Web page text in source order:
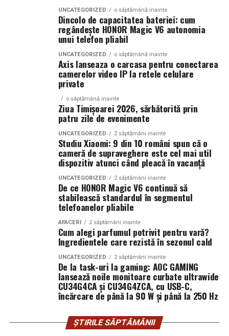
mare nevoie de stabilitate. Iar în trafic, o reacție
previzibilă valorează mai mult decât orice economie
făcută pe grabă.
https://davanti-tyres.com/
Zone deservite: Rahova, Calea Rahovei, Mihail Sebastian,
Mărgeanului, 13 Septembrie, Panduri, Uranus, Dealul
Spirii, Drumul Sării, Antiaeriană și Cotroceni.
LIVRARE PIZZA SECTOR 3
Zone deservite: Dristor, Baba Novac, Nerva Traian,
Octavian Goga, Energeticienilor, Vitan, Vitan-Bârzești și
Calea Vitan Foișorului.
DE CE ALEG CLIENȚII PIZZERIA IZA?
• Ingrediente proaspete și atent selecționate
• Sortimente variate pentru toate preferințele
• Rețete clasice și speciale
• Pizza preparată la comandă
• Oferte avantajoase pentru grupuri și familii
• Livrare rapidă în Sectorul 4, Sectorul 5 și Sectorul 3
• Raport excelent între preț și calitate
– pizza pe gustul tău, livrată rapid în
Sectorul 4, Sectorul 5 și Sectorul 3.
UNCATEGORIZED o săptămână inainte
Dincolo de capacitatea bateriei: cum
regândește HONOR Magic V6 autonomia
unui telefon pliabil
UNCATEGORIZED o săptămână inainte
Axis lanseaza o carcasa pentru conectarea
camerelor video IP la retele celulare
private
o săptămână inainte
Ziua Timișoarei 2026, sărbătorită prin
patru zile de evenimente
UNCATEGORIZED 2 săptămâni inainte
Studiu Xiaomi: 9 din 10 români spun că o
cameră de supraveghere este cel mai util
dispozitiv atunci când pleacă în vacanță
UNCATEGORIZED 2 săptămâni inainte
De ce HONOR Magic V6 continuă să
stabilească standardul în segmentul
telefoanelor pliabile
AFACERI 2 săptămâni inainte
Cum alegi parfumul potrivit pentru vară?
Ingredientele care rezistă în sezonul cald
UNCATEGORIZED 2 săptămâni inainte
De la task-uri la gaming: AOC GAMING
lansează noile monitoare curbate ultrawide
CU34G4CA și CU34G4ZCA, cu USB-C,
încărcare de până la 90 W și până la 250 Hz
ȘTIRILE SĂPTĂMÂNII